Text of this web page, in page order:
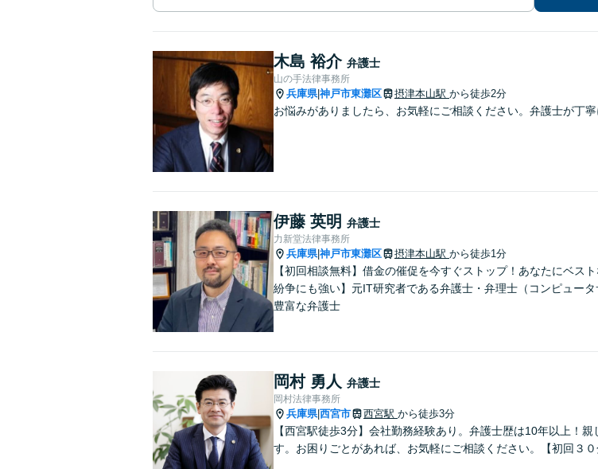
木島 裕介 弁護士
山の手法律事務所
兵庫県|神戸市東灘区 摂津本山駅 から徒歩2分
お悩みがありましたら、お気軽にご相談ください。弁護士が丁寧
伊藤 英明 弁護士
力新堂法律事務所
兵庫県|神戸市東灘区 摂津本山駅 から徒歩1分
【初回相談無料】借金の催促を今すぐストップ！あなたにベス
紛争にも強い】元IT研究者である弁護士・弁理士（コンピュー
豊富な弁護士
岡村 勇人 弁護士
岡村法律事務所
兵庫県|西宮市 西宮駅 から徒歩3分
【西宮駅徒歩3分】会社勤務経験あり。弁護士歴は10年以上！
す。お困りごとがあれば、お気軽にご相談ください。【初回３０